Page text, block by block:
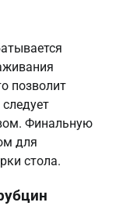
позволит
Финальную
для
стола.